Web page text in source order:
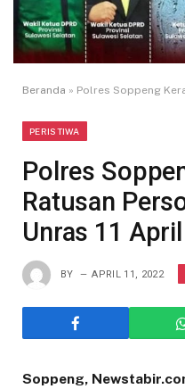
Beranda » Polres Soppeng Kerahkan
PERISTIWA
Polres
Ratusan
Unras 11
BY APRIL 11, 2022
Soppeng,